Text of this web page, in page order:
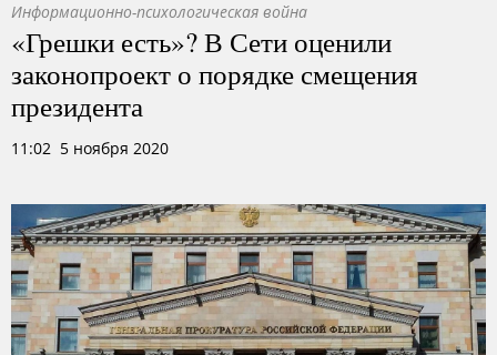
Информационно-психологическая война
«Грешки есть»? В Сети оценили
законопроект о порядке смещения
президента
11:02 5 ноября 2020